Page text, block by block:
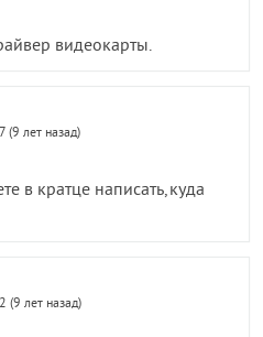
видеокарты.
лет назад)
в кратце написать,куда
лет назад)